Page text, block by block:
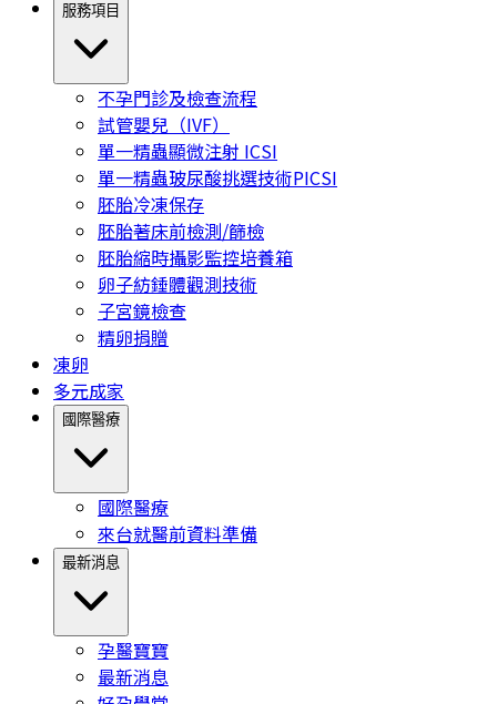
服務項目
不孕門診及檢查流程
試管嬰兒（IVF）
單一精蟲顯微注射 ICSI
單一精蟲玻尿酸挑選技術PICSI
胚胎冷凍保存
胚胎著床前檢測/篩檢
胚胎縮時攝影監控培養箱
卵子紡錘體觀測技術
子宮鏡檢查
精卵捐贈
凍卵
多元成家
國際醫療
國際醫療
來台就醫前資料準備
最新消息
孕醫寶寶
最新消息